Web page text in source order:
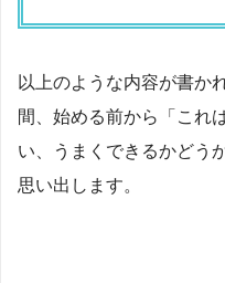
以上のような内容が書か
間、始める前から「これ
い、うまくできるかどう
思い出します。